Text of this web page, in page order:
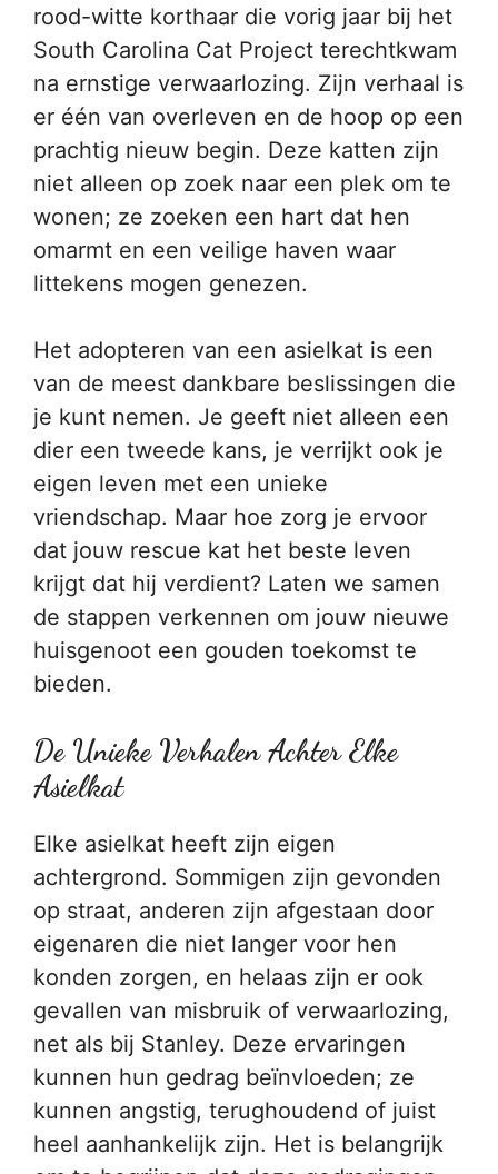
rood-witte korthaar die vorig jaar bij het
South Carolina Cat Project terechtkwam
na ernstige verwaarlozing. Zijn verhaal is
er één van overleven en de hoop op een
prachtig nieuw begin. Deze katten zijn
niet alleen op zoek naar een plek om te
wonen; ze zoeken een hart dat hen
omarmt en een veilige haven waar
littekens mogen genezen.
Het adopteren van een asielkat is een
van de meest dankbare beslissingen die
je kunt nemen. Je geeft niet alleen een
dier een tweede kans, je verrijkt ook je
eigen leven met een unieke
vriendschap. Maar hoe zorg je ervoor
dat jouw rescue kat het beste leven
krijgt dat hij verdient? Laten we samen
de stappen verkennen om jouw nieuwe
huisgenoot een gouden toekomst te
bieden.
De Unieke Verhalen Achter Elke
Asielkat
Elke asielkat heeft zijn eigen
achtergrond. Sommigen zijn gevonden
op straat, anderen zijn afgestaan door
eigenaren die niet langer voor hen
konden zorgen, en helaas zijn er ook
gevallen van misbruik of verwaarlozing,
net als bij Stanley. Deze ervaringen
kunnen hun gedrag beïnvloeden; ze
kunnen angstig, terughoudend of juist
heel aanhankelijk zijn. Het is belangrijk